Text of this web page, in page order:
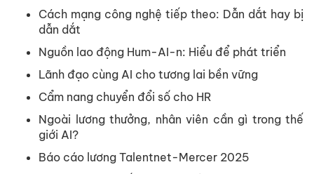
Cách mạng công nghệ tiếp theo: Dẫn dắt hay bị
dẫn dắt
Nguồn lao động Hum-AI-n: Hiểu để phát triển
Lãnh đạo cùng AI cho tương lai bền vững
Cẩm nang chuyển đổi số cho HR
Ngoài lương thưởng, nhân viên cần gì trong thế
giới AI?
Báo cáo lương Talentnet-Mercer 2025